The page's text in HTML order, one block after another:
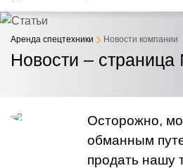
Новости –
Аренда спецтехники Новости компании
Осторожно,
обманным
продать нашу